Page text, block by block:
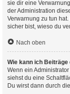
sie dir eine
der Administration
Verwarnung zu tun
sicher bist, wieso du
Nach oben
Wie kann ich
Wenn ein
siehst du eine
Du wirst dann durch